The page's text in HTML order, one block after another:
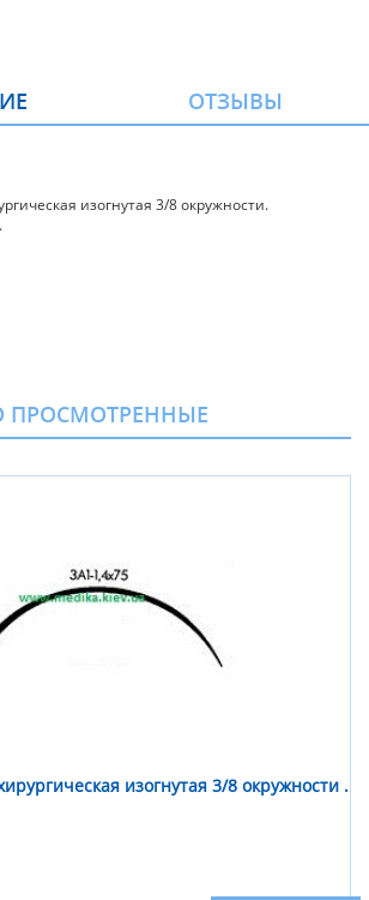
ОТЗЫВЫ
изогнутая 3/8 окружности.
ПРОСМОТРЕННЫЕ
изогнутая 3/8 окружности .